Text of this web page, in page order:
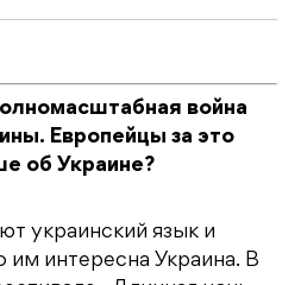
война
Европейцы за это
об Украине?
украинский язык и
им интересна Украина. В